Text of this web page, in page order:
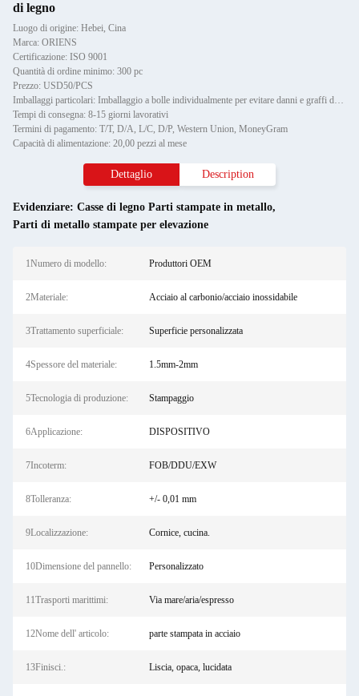
di legno
Luogo di origine: Hebei, Cina
Marca: ORIENS
Certificazione: ISO 9001
Quantità di ordine minimo: 300 pc
Prezzo: USD50/PCS
Imballaggi particolari: Imballaggio a bolle individualmente per evitare danni e graffi durante il trasporto, poi in cartone
Tempi di consegna: 8-15 giorni lavorativi
Termini di pagamento: T/T, D/A, L/C, D/P, Western Union, MoneyGram
Capacità di alimentazione: 20,00 pezzi al mese
Dettaglio Description
Evidenziare: Casse di legno Parti stampate in metallo,
Parti di metallo stampate per elevazione
1Numero di modello: Produttori OEM
2Materiale: Acciaio al carbonio/acciaio inossidabile
3Trattamento superficiale: Superficie personalizzata
4Spessore del materiale: 1.5mm-2mm
5Tecnologia di produzione: Stampaggio
6Applicazione: DISPOSITIVO
7Incoterm: FOB/DDU/EXW
8Tolleranza: +/- 0,01 mm
9Localizzazione: Cornice, cucina.
10Dimensione del pannello: Personalizzato
11Trasporti marittimi: Via mare/aria/espresso
12Nome dell' articolo: parte stampata in acciaio
13Finisci.: Liscia, opaca, lucidata